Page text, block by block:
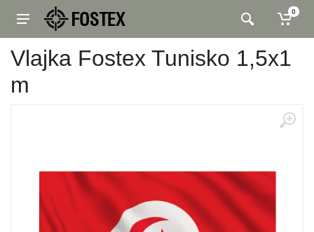
0
Vlajka Fostex Tunisko 1,5x1
m